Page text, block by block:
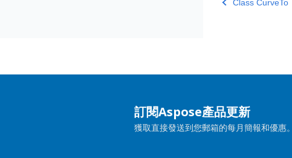
Class CurveTo
訂閱Aspose產品更新
獲取直接發送到您郵箱的每月簡報和優惠。